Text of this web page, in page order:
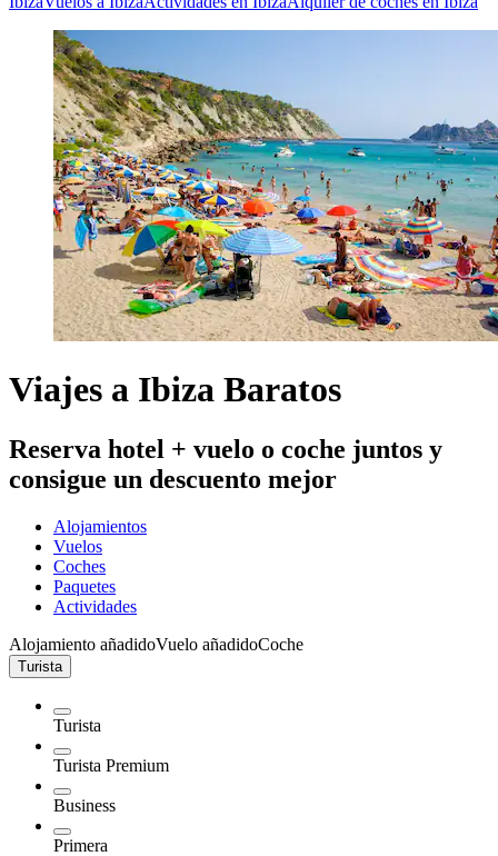
Viajes a Ibiza Baratos
Reserva hotel + vuelo o coche juntos y
consigue un descuento mejor
Alojamientos
Vuelos
Coches
Paquetes
Actividades
Alojamiento añadidoVuelo añadidoCoche
Turista
Turista
Turista Premium
Business
Primera